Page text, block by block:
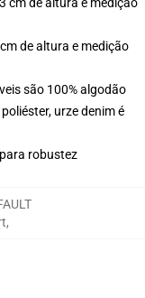
de altura e medição
são 100% algodão
urze denim é
robustez
,